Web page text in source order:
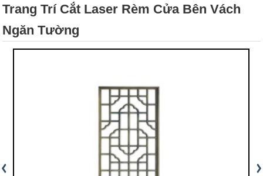
Trang Trí Cắt Laser Rèm Cửa Bên Vách
Ngăn Tường